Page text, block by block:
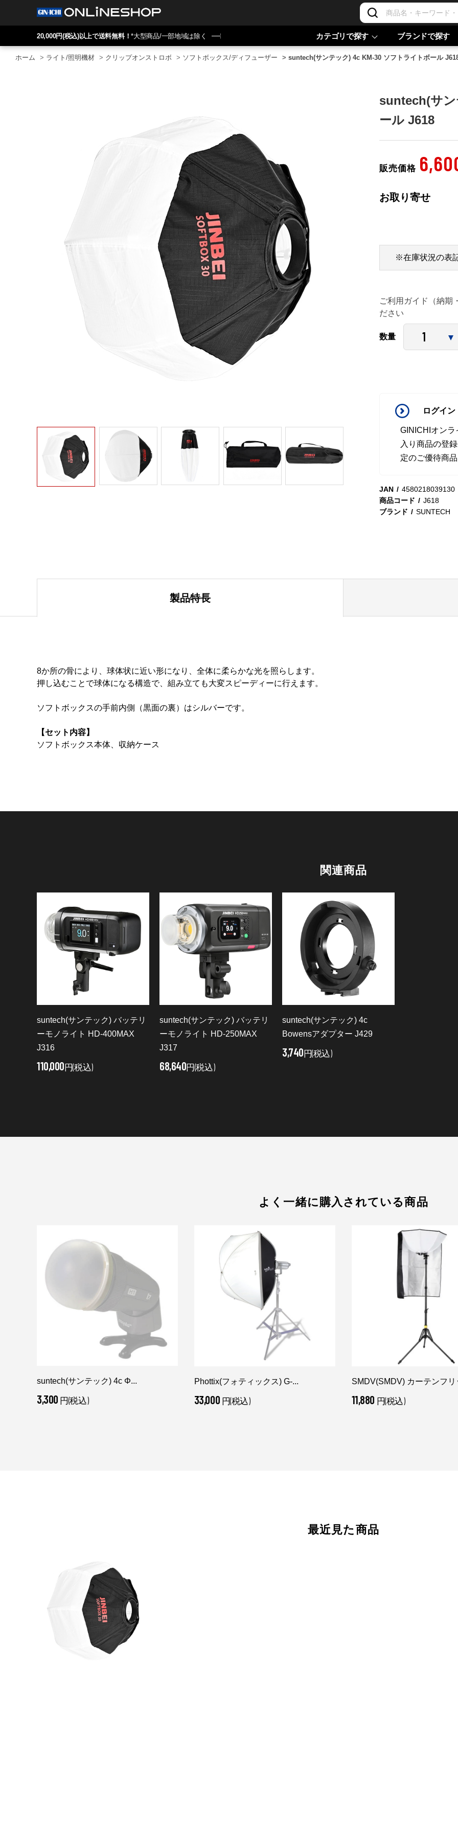
20,000円(税込)以上で送料無料！*大型商品/一部地域は除く カテゴリで探す ブランドで探す
ホーム > ライト/照明機材 > クリップオンストロボ > ソフトボックス/ディフューザー > suntech(サンテック) 4c KM-30 ソフトライトボール
suntech(サ
ール J618
販売価格
お取り寄せ
ご利用ガイド（納期
ださい
※在庫状況の表
数量
ログイ
GINICHIオン
入り商品の登
定のご優待商
JAN
4580218039130
商品コード
J618
ブランド
SUNTECH
製品特長
8か所の骨により、球体状に近い形になり、全体に柔らかな光を照らします。
押し込むことで球体になる構造で、組み立ても大変スピーディーに行えます。
ソフトボックスの手前内側（黒面の裏）はシルバーです。
【セット内容】
ソフトボックス本体、収納ケース
関連商品
suntech(サンテック) バッテリ
ーモノライト HD-400MAX
J316
110,000円(税込)
suntech(サンテック) バッテリ
ーモノライト HD-250MAX
J317
68,640円(税込)
suntech(サンテック) 4c
Bowensアダプター J429
3,740円(税込)
よく一緒に購入されている商品
suntech(サンテック) 4c Φ...
3,300 円(税込)
Phottix(フォティックス) G-...
33,000 円(税込)
SMDV(SMDV) カーテンフリ
11,880 円(税込)
最近見た商品